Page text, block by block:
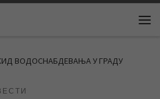
ВОДОСНАБДЕВАЊА У ГРАДУ